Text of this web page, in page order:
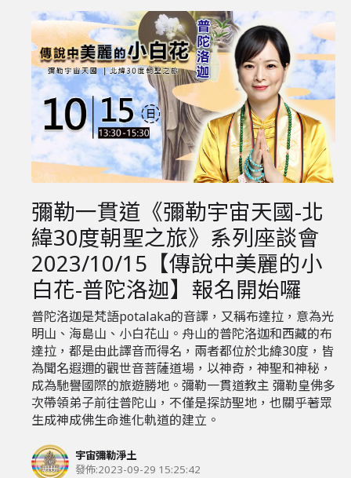
彌勒一貫道《彌勒宇宙天國-北
緯30度朝聖之旅》系列座談會
2023/10/15【傳說中美麗的小
白花-普陀洛迦】報名開始囉
普陀洛迦是梵語potalaka的音譯，又稱布達拉，意為光
明山、海島山、小白花山。舟山的普陀洛迦和西藏的布
達拉，都是由此譯音而得名，兩者都位於北緯30度，皆
為聞名遐邇的觀世音菩薩道場，以神奇，神聖和神秘，
成為馳譽國際的旅遊勝地。彌勒一貫道教主 彌勒皇佛多
次帶領弟子前往普陀山，不僅是探訪聖地，也關乎著眾
生成神成佛生命進化軌道的建立。
宇宙彌勒淨土
發佈:2023-09-29 15:25:42